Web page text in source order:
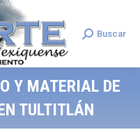
Search:
Buscar
Y MATERIAL DE
TULTITLÁN